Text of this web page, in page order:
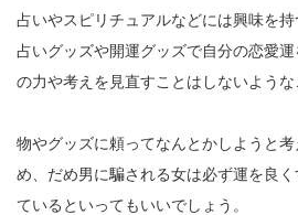
占いやスピリチュアルなどには興味を持
占いグッズや開運グッズで自分の恋愛
の力や考えを見直すことはしないような
物やグッズに頼ってなんとかしようと
め、だめ男に騙される女は必ず運を良
ているといってもいいでしょう。